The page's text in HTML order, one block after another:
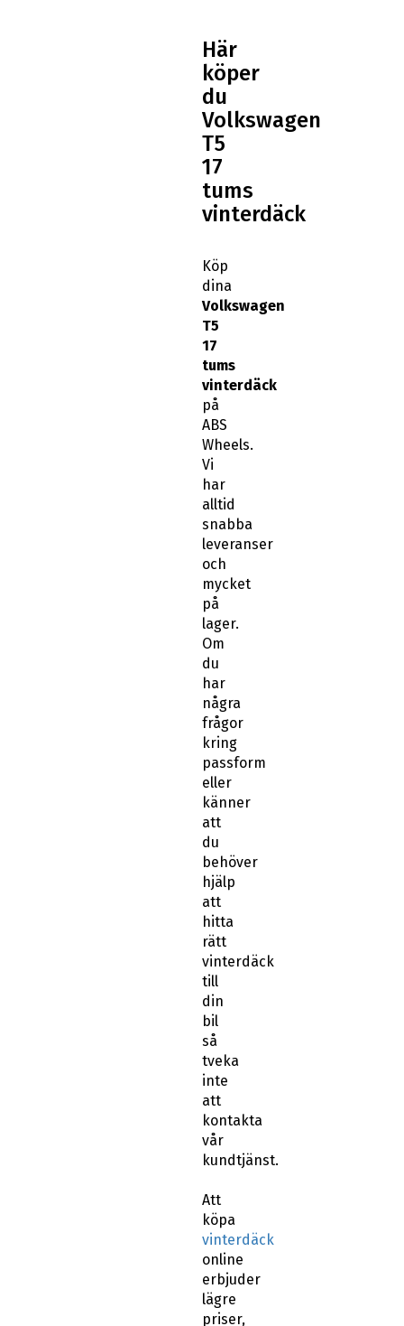
Här
köper
du
Volkswagen
T5
17
tums
vinterdäck
Köp
dina
Volkswagen
T5
17
tums
vinterdäck
på
ABS
Wheels.
Vi
har
alltid
snabba
leveranser
och
mycket
på
lager.
Om
du
har
några
frågor
kring
passform
eller
känner
att
du
behöver
hjälp
att
hitta
rätt
vinterdäck
till
din
bil
så
tveka
inte
att
kontakta
vår
kundtjänst.
Att
köpa
vinterdäck
online
erbjuder
lägre
priser,